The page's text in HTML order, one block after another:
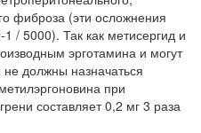
фиброза (эти осложне­ния
/ 5000). Так как метисергид и
эрготамина и могут
должны назначаться
при
со­ставляет 0,2 мг 3 раза